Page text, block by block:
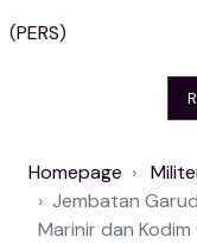
(PERS)
Homepage
Jembatan
Marinir dan